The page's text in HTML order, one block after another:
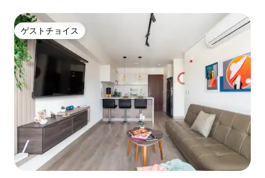
ゲストチョイス
ゲストチョイス